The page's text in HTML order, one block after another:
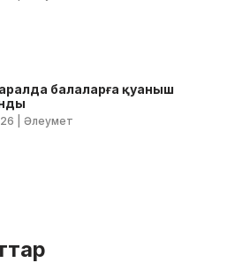
балаларға қуаныш
| Әлеумет